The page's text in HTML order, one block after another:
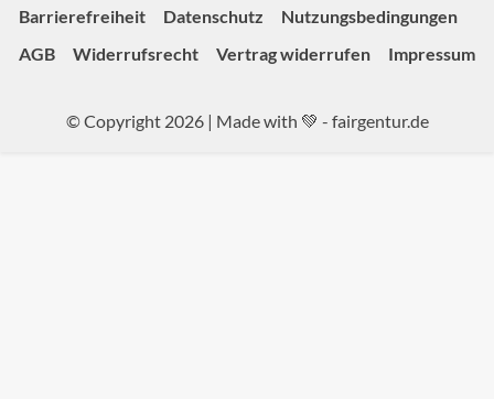
Barrierefreiheit Datenschutz
Nutzungsbedingungen
AGB
Widerrufsrecht Vertrag widerrufen Impressum
© Copyright 2026 | Made with 💚 - fairgentur.de